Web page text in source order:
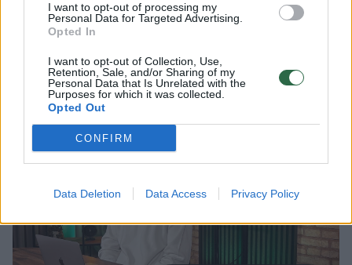
I want to opt-out of processing my
Personal Data for Targeted Advertising.
Opted In
I want to opt-out of Collection, Use,
Retention, Sale, and/or Sharing of my
Personal Data that Is Unrelated with the
Purposes for which it was collected.
Opted Out
CONFIRM
Data Deletion Data Access Privacy Policy
šis uždavė klausimą, skaitydamas iš telefono.
Tai, pasak stratego, neprofesionalu.